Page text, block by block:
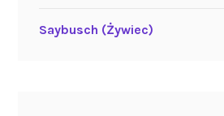
Saybusch (Żywiec)